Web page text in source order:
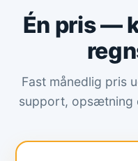
Én pris —
Fast månedlig pris
support, opsætning